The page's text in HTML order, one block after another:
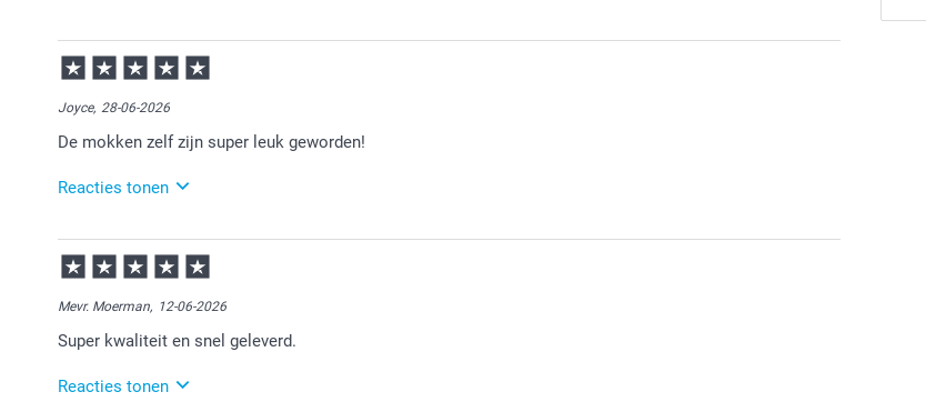
17-07-2026
15:55
Bedankt voor je review. Heel fijn dat je blij bent met de mok. Veel plezier er van!
Joyce, 28-06-2026
De mokken zelf zijn super leuk geworden!
Reacties tonen
29-06-2026
14:55
Bedankt voor je review. Erg leuk om te horen dat je de mokken naar wens hebt ontvangen. Heel
veel plezier ervan voor de ontvangers!
Mevr. Moerman, 12-06-2026
Super kwaliteit en snel geleverd.
Reacties tonen